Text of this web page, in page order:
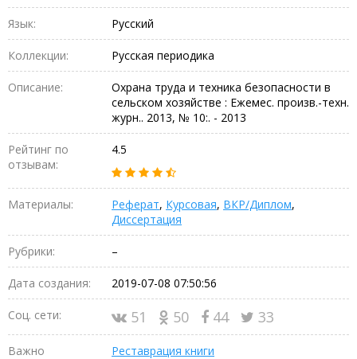
Язык: Русский
Коллекции: Русская периодика
Описание:
Охрана труда и техника безопасности в
сельском хозяйстве : Ежемес. произв.-техн.
журн.. 2013, № 10:. - 2013
Рейтинг по
отзывам:
4.5
Материалы: Реферат, Курсовая, ВКР/Диплом,
Диссертация
Рубрики: –
Дата создания: 2019-07-08 07:50:56
Соц. сети: 51 50 44 33
Важно Реставрация книги